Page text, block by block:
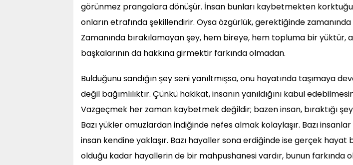
görünmez prangalara dönüşür. İnsan bunları kaybetmekten korktuğu
onların etrafında şekillendirir. Oysa özgürlük, gerektiğinde
Zamanında bırakılamayan şey, hem bireye, hem topluma bir yüktür,
başkalarının da hakkına girmektir farkında olmadan.
Bulduğunu sandığın şey seni yanıltmışsa, onu hayatında taşımaya
değil bağımlılıktır. Çünkü hakikat, insanın yanıldığını kabul
Vazgeçmek her zaman kaybetmek değildir; bazen insan, bıraktığı
Bazı yükler omuzlardan indiğinde nefes almak kolaylaşır. Bazı insanlar
insan kendine yaklaşır. Bazı hayaller sona erdiğinde ise gerçek hayat
olduğu kadar hayallerin de bir mahpushanesi vardır, bunun farkında